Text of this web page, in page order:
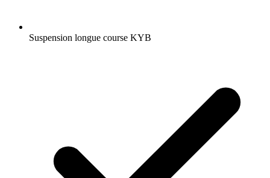
Suspension longue course KYB